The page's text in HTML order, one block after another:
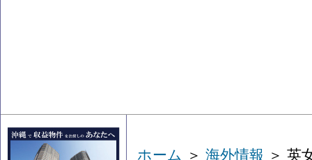
ホーム ＞ 海外情報 ＞ 英